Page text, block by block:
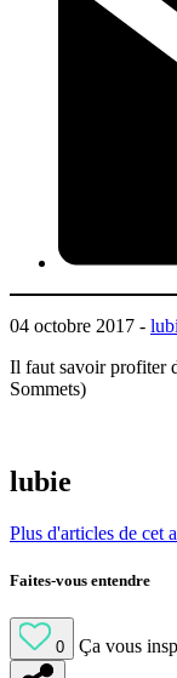
04 octobre 2017 -
Il faut savoir profiter
Sommets)
lubie
Plus d'articles de cet
Faites-vous entendre
0 Ça vous